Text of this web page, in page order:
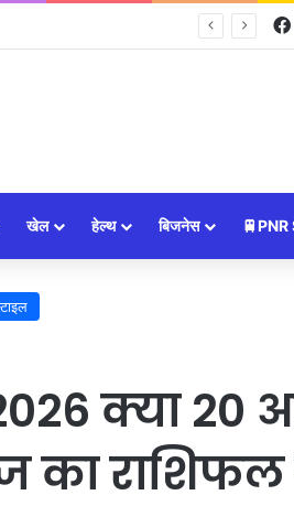
खेल हेल्थ बिजनेस
क्या 20
राशिफल